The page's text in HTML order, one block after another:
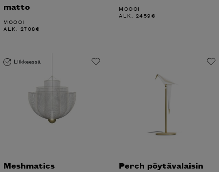
matto
MOOOI
ALK. 2708€
MOOOI
ALK. 2459€
Liikkeessä
Meshmatics
Perch pöytävalaisin